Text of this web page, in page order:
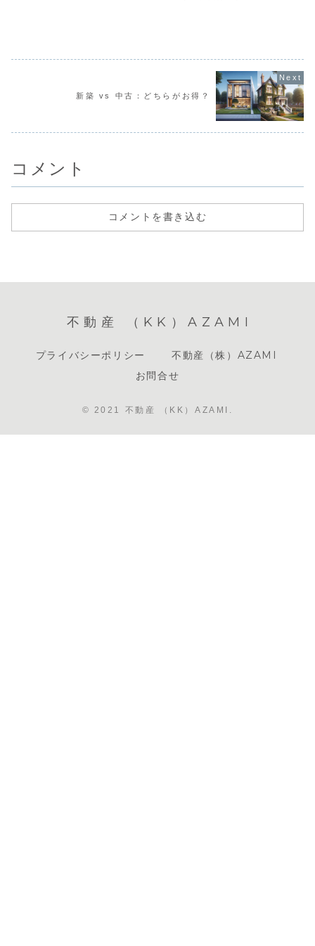
が特徴です。外観
断熱性能など、細
部にまでこだわり
抜いた住まいを提
供しています。...
新築 vs 中古：どちらがお得？
コメント
コメントを書き込む
不動産 （KK）AZAMI
プライバシーポリシー
不動産（株）AZAMI
お問合せ
© 2021 不動産 （KK）AZAMI.